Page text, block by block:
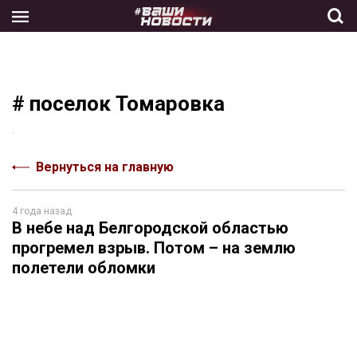
the
# поселок Томаровка
Вернуться на главную
4 года назад
В небе над Белгородской областью
прогремел взрыв. Потом – на землю
полетели обломки